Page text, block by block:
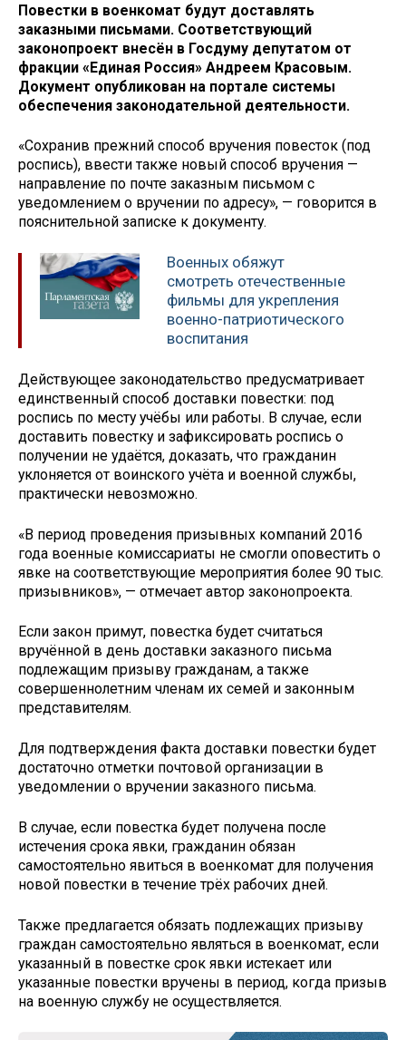
Повестки в военкомат будут доставлять
заказными письмами. Соответствующий
законопроект внесён в Госдуму депутатом от
фракции «Единая Россия» Андреем Красовым.
Документ опубликован на портале системы
обеспечения законодательной деятельности.
«Сохранив прежний способ вручения повесток (под
роспись), ввести также новый способ вручения —
направление по почте заказным письмом с
уведомлением о вручении по адресу», — говорится в
пояснительной записке к документу.
Военных обяжут
смотреть отечественные
фильмы для укрепления
военно-патриотического
воспитания
Действующее законодательство предусматривает
единственный способ доставки повестки: под
роспись по месту учёбы или работы. В случае, если
доставить повестку и зафиксировать роспись о
получении не удаётся, доказать, что гражданин
уклоняется от воинского учёта и военной службы,
практически невозможно.
«В период проведения призывных компаний 2016
года военные комиссариаты не смогли оповестить о
явке на соответствующие мероприятия более 90 тыс.
призывников», — отмечает автор законопроекта.
Если закон примут, повестка будет считаться
вручённой в день доставки заказного письма
подлежащим призыву гражданам, а также
совершеннолетним членам их семей и законным
представителям.
Для подтверждения факта доставки повестки будет
достаточно отметки почтовой организации в
уведомлении о вручении заказного письма.
В случае, если повестка будет получена после
истечения срока явки, гражданин обязан
самостоятельно явиться в военкомат для получения
новой повестки в течение трёх рабочих дней.
Также предлагается обязать подлежащих призыву
граждан самостоятельно являться в военкомат, если
указанный в повестке срок явки истекает или
указанные повестки вручены в период, когда призыв
на военную службу не осуществляется.